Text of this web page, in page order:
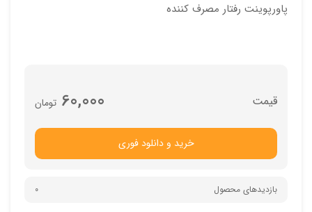
پاورپوینت رفتار مصرف کننده
تومان 60,000
خرید و دانلود فوری
بازدیدهای محصول 0